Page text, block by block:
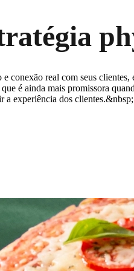
e conexão real com seus
é ainda mais promissora
a experiência dos